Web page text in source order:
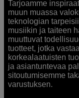
Tarjoamme
muun muassa
teknologian
musiikin ja taiteen
muuttuvat
tuotteet, jotka
korkealaatuisten
ja asiantuntevaa
sitoutumisemme
varustuksen.